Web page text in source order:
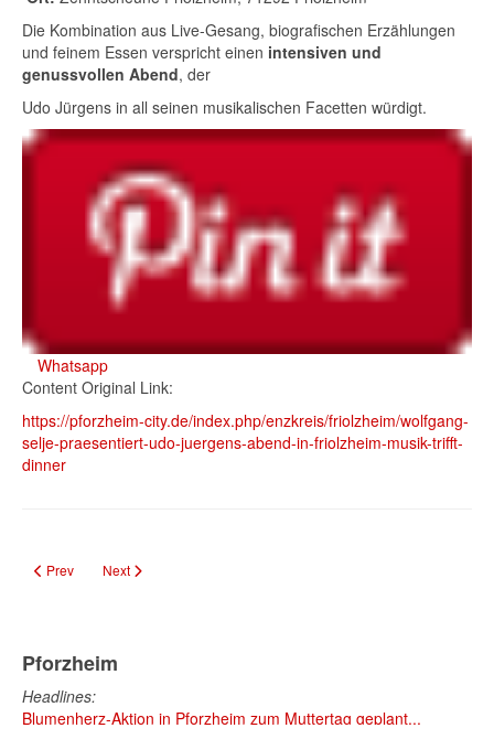
Die Kombination aus Live-Gesang, biografischen Erzählungen
und feinem Essen verspricht einen intensiven und
genussvollen Abend, der
Udo Jürgens in all seinen musikalischen Facetten würdigt.
Whatsapp
Content Original Link:
https://pforzheim-city.de/index.php/enzkreis/friolzheim/wolfgang-
selje-praesentiert-udo-juergens-abend-in-friolzheim-musik-trifft-
dinner
Previous article: Traditionelles Bogenschießen in Eisingen: Sport,
Prev Next article: Neulingen: Junge Gemeinde mit alter Geschichte
Next
Pforzheim
Headlines:
Blumenherz-Aktion in Pforzheim zum Muttertag geplant...